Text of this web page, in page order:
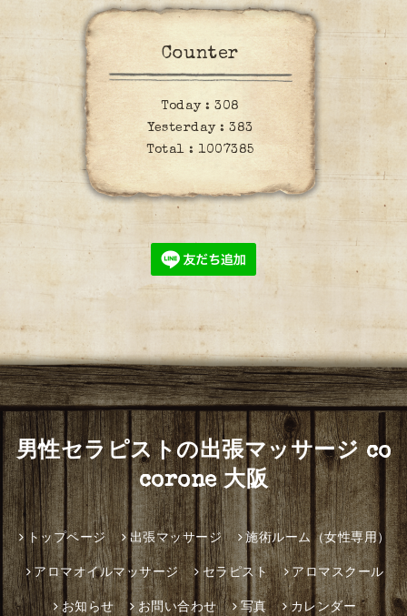
Counter
Today :308
Yesterday :383
Total :1007385
男性セラピストの出張マッサージ co
corone 大阪
トップページ 出張マッサージ 施術ルーム（女性専用）
アロマオイルマッサージ セラピスト アロマスクール
お知らせ お問い合わせ 写真 カレンダー